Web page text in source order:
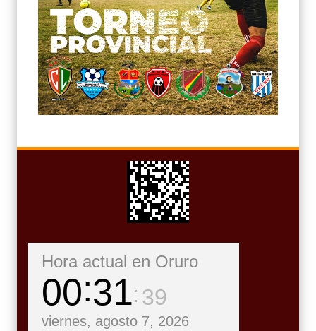
Hora actual en Oruro
00 31 41
viernes, agosto 7, 2026